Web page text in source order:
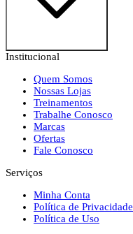
Institucional
Quem Somos
Nossas Lojas
Treinamentos
Trabalhe Conosco
Marcas
Ofertas
Fale Conosco
Serviços
Minha Conta
Política de Privacidade
Política de Uso